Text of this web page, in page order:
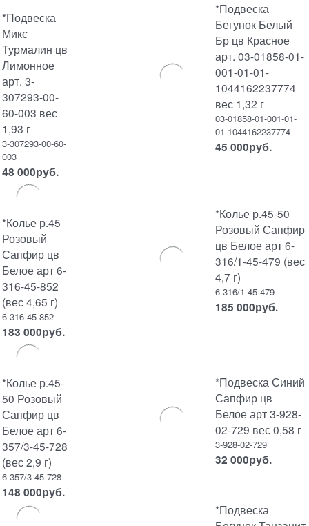
*Подвеска
Микс
Турмалин цв
Лимонное
арт. 3-
307293-00-
60-003 вес
1,93 г
3-307293-00-60-
003
48 000руб.
*Подвеска
Бегунок Белый
Бр цв Красное
арт. 03-01858-01-
001-01-01-
1044162237774
вес 1,32 г
03-01858-01-001-01-
01-1044162237774
45 000руб.
*Колье р.45
Розовый
Сапфир цв
Белое арт 6-
316-45-852
(вес 4,65 г)
6-316-45-852
183 000руб.
*Колье р.45-50
Розовый Сапфир
цв Белое арт 6-
316/1-45-479 (вес
4,7 г)
6-316/1-45-479
185 000руб.
*Колье р.45-
50 Розовый
Сапфир цв
Белое арт 6-
357/3-45-728
(вес 2,9 г)
6-357/3-45-728
148 000руб.
*Подвеска Синий
Сапфир цв
Белое арт 3-928-
02-729 вес 0,58 г
3-928-02-729
32 000руб.
*Подвеска